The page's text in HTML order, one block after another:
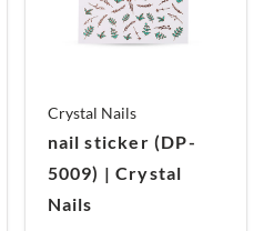
Crystal Nails
nail sticker (DP-
5009) | Crystal
Nails